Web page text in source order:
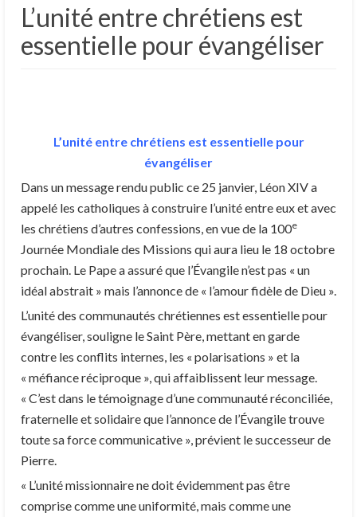
L’unité entre chrétiens est
essentielle pour évangéliser
L’unité entre chrétiens est essentielle pour
évangéliser
Dans un message rendu public ce 25 janvier, Léon XIV a
appelé les catholiques à construire l’unité entre eux et avec
les chrétiens d’autres confessions, en vue de la 100e
Journée Mondiale des Missions qui aura lieu le 18 octobre
prochain. Le Pape a assuré que l’Évangile n’est pas « un
idéal abstrait » mais l’annonce de « l’amour fidèle de Dieu ».
L’unité des communautés chrétiennes est essentielle pour
évangéliser, souligne le Saint Père, mettant en garde
contre les conflits internes, les « polarisations » et la
« méfiance réciproque », qui affaiblissent leur message.
« C’est dans le témoignage d’une communauté réconciliée,
fraternelle et solidaire que l’annonce de l’Évangile trouve
toute sa force communicative », prévient le successeur de
Pierre.
« L’unité missionnaire ne doit évidemment pas être
comprise comme une uniformité, mais comme une